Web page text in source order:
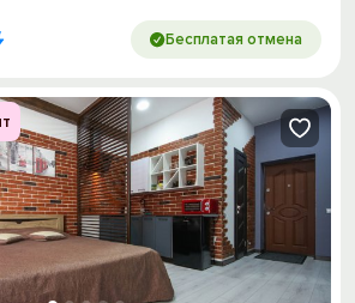
Бесплатая отмена